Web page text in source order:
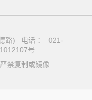
路) 电话 ： 021-
号
禁复制或镜像